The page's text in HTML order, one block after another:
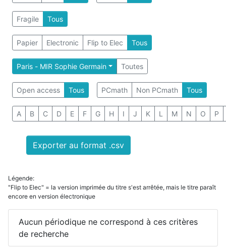
Fragile Tous
Papier Electronic Flip to Elec Tous
Paris - MIR Sophie Germain Toutes
Open access Tous PCmath Non PCmath Tous
A B C D E F G H I J K L M N O P
Exporter au format .csv
Légende:
"Flip to Elec" = la version imprimée du titre s'est arrêtée, mais le titre paraît
encore en version électronique
Aucun périodique ne correspond à ces critères
de recherche